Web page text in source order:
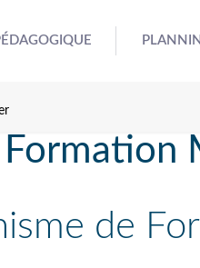
de